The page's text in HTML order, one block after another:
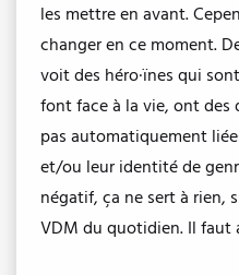
les mettre en avant.
changer en ce moment.
voit des héro·ïnes qui
font face à la vie, ont
pas automatiquement
et/ou leur identité de
négatif, ça ne sert à rien,
VDM du quotidien. Il faut